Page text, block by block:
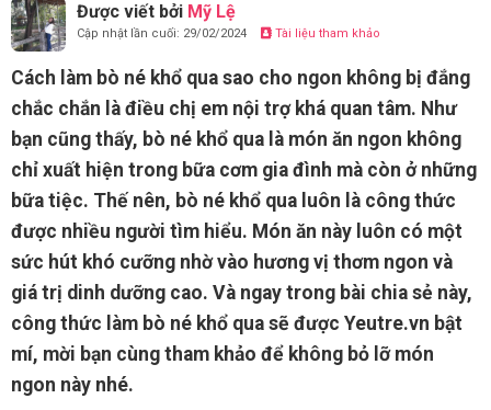
Được viết bởi Mỹ Lệ
Cập nhật lần cuối: 29/02/2024 Tài liệu tham khảo
Cách làm bò né khổ qua sao cho ngon không bị đắng
chắc chắn là điều chị em nội trợ khá quan tâm. Như
bạn cũng thấy, bò né khổ qua là món ăn ngon không
chỉ xuất hiện trong bữa cơm gia đình mà còn ở những
bữa tiệc. Thế nên, bò né khổ qua luôn là công thức
được nhiều người tìm hiểu. Món ăn này luôn có một
sức hút khó cưỡng nhờ vào hương vị thơm ngon và
giá trị dinh dưỡng cao. Và ngay trong bài chia sẻ này,
công thức làm bò né khổ qua sẽ được Yeutre.vn bật
mí, mời bạn cùng tham khảo để không bỏ lỡ món
ngon này nhé.